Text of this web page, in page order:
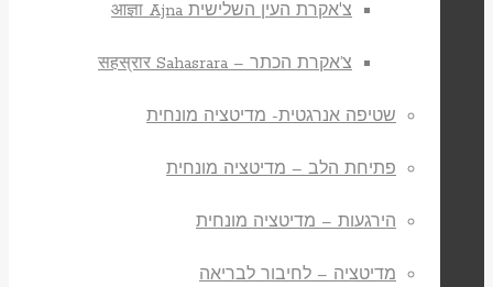
צ'אקרת העין השלישית आज्ञा Ajna
צ’אקרת הכתר – सहस्रार Sahasrara
שטיפה אנרגטית- מדיטציה מונחית
פתיחת הלב – מדיטציה מונחית
הירגעות – מדיטציה מונחית
מדיטציה – לחיבור לבריאה